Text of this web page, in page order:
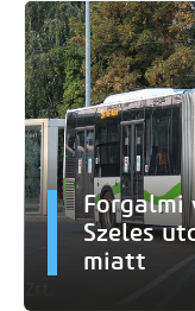
Szeles
miatt